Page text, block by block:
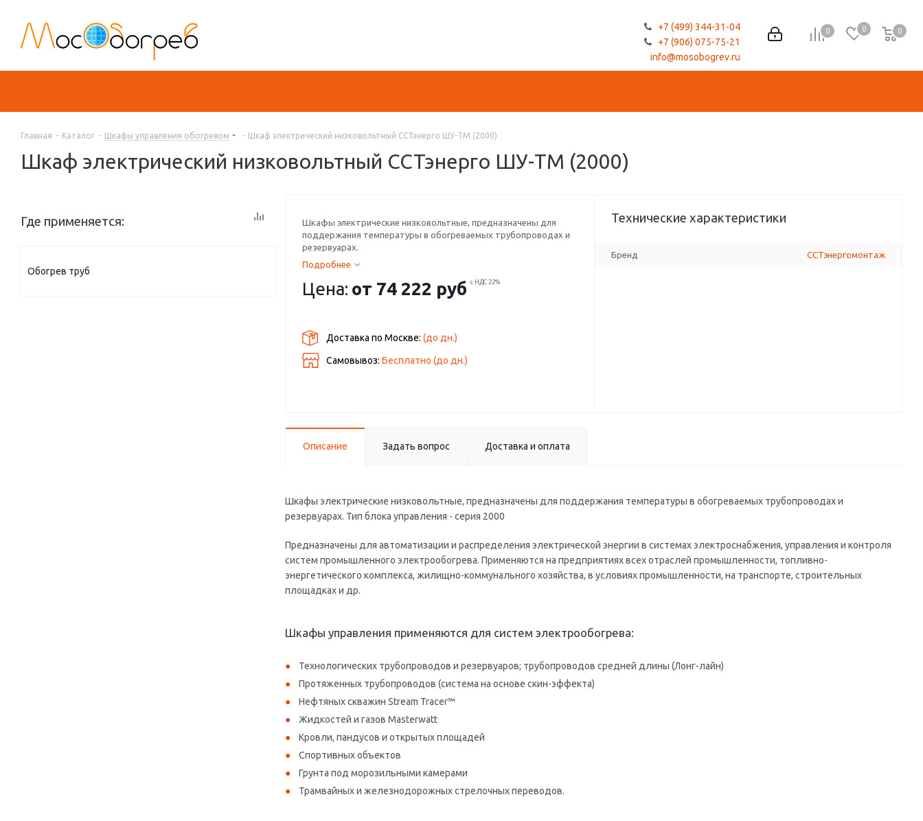
0 0 0
0
+7 (499) 344-31-04
+7 (906) 075-75-21
info@mosobogrev.ru
Главная - Каталог - Шкафы управления обогревом - Шкаф электрический низковольтный ССТэнерго ШУ-ТМ (2000)
Шкаф электрический низковольтный ССТэнерго ШУ-ТМ (2000)
Шкафы электрические низковольтные, предназначены для
поддержания температуры в обогреваемых трубопроводах и
резервуарах.
Подробнее
Цена: от 74 222 руб с НДС 22%
Доставка по Москве:(до дн.)
Самовывоз:Бесплатно (до дн.)
Технические характеристики
Бренд ССТэнергомонтаж
Описание Задать вопрос Доставка и оплата
Шкафы электрические низковольтные, предназначены для поддержания температуры в обогреваемых трубопроводах и
резервуарах. Тип блока управления - серия 2000
Предназначены для автоматизации и распределения электрической энергии в системах электроснабжения, управления и контроля
систем промышленного электрообогрева. Применяются на предприятиях всех отраслей промышленности, топливно-
энергетического комплекса, жилищно-коммунального хозяйства, в условиях промышленности, на транспорте, строительных
площадках и др.
Шкафы управления применяются для систем электрообогрева:
Технологических трубопроводов и резервуаров; трубопроводов средней длины (Лонг-лайн)
Протяженных трубопроводов (система на основе скин-эффекта)
Нефтяных скважин Stream Tracer™
Жидкостей и газов Masterwatt
Кровли, пандусов и открытых площадей
Спортивных объектов
Грунта под морозильными камерами
Трамвайных и железнодорожных стрелочных переводов.
Где применяется:
Обогрев труб